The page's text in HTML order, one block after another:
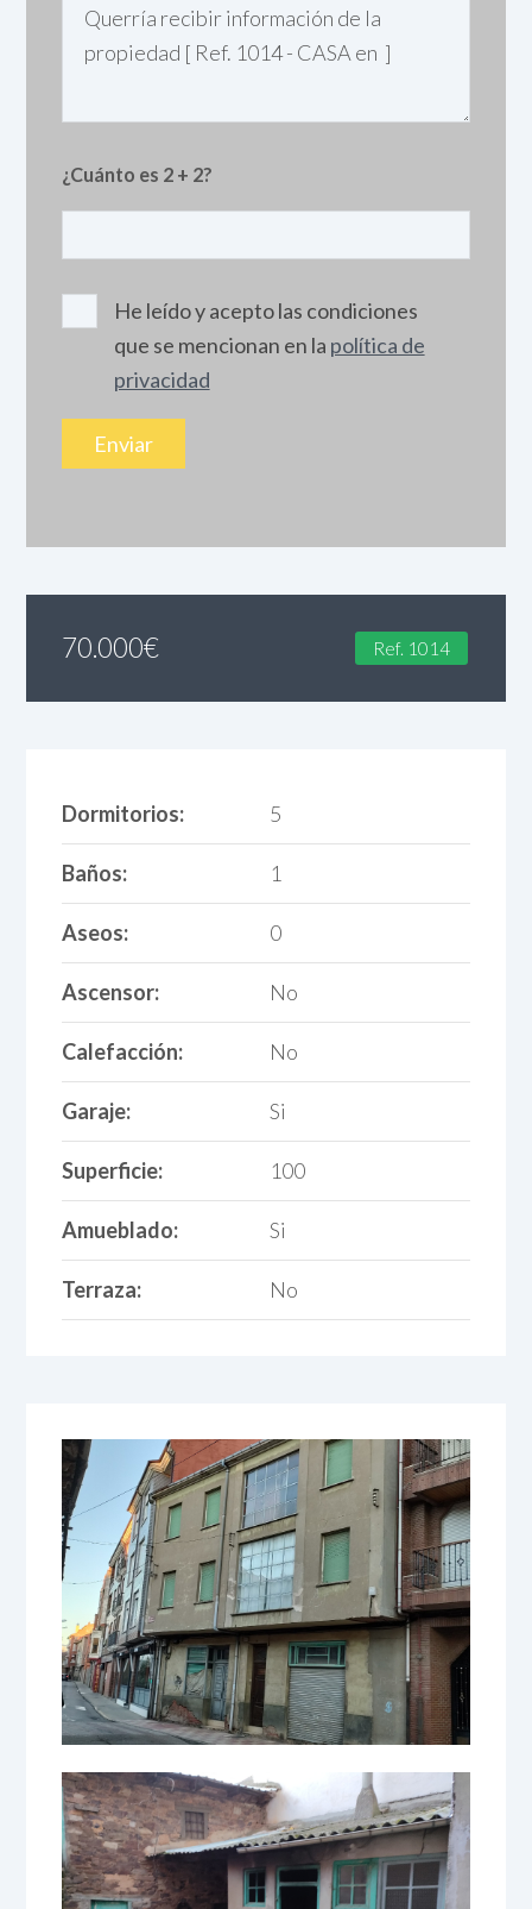
¿Cuánto es 2 + 2?
He leído y acepto las condiciones
que se mencionan en la política de
privacidad
70.000€ Ref. 1014
Dormitorios: 5
Baños: 1
Aseos: 0
Ascensor: No
Calefacción: No
Garaje: Si
Superficie: 100
Amueblado: Si
Terraza: No